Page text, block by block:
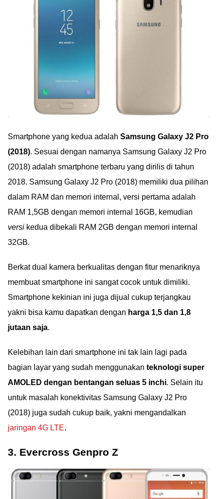
Smartphone yang kedua adalah Samsung Galaxy J2 Pro
(2018). Sesuai dengan namanya Samsung Galaxy J2 Pro
(2018) adalah smartphone terbaru yang dirilis di tahun
2018. Samsung Galaxy J2 Pro (2018) memiliki dua pilihan
dalam RAM dan memori internal, versi pertama adalah
RAM 1,5GB dengan memori internal 16GB, kemudian
versi kedua dibekali RAM 2GB dengan memori internal
32GB.
Berkat dual kamera berkualitas dengan fitur menariknya
membuat smartphone ini sangat cocok untuk dimiliki.
Smartphone kekinian ini juga dijual cukup terjangkau
yakni bisa kamu dapatkan dengan harga 1,5 dan 1,8
jutaan saja.
Kelebihan lain dari smartphone ini tak lain lagi pada
bagian layar yang sudah menggunakan teknologi super
AMOLED dengan bentangan seluas 5 inchi. Selain itu
untuk masalah konektivitas Samsung Galaxy J2 Pro
(2018) juga sudah cukup baik, yakni mengandalkan
jaringan 4G LTE.
3. Evercross Genpro Z